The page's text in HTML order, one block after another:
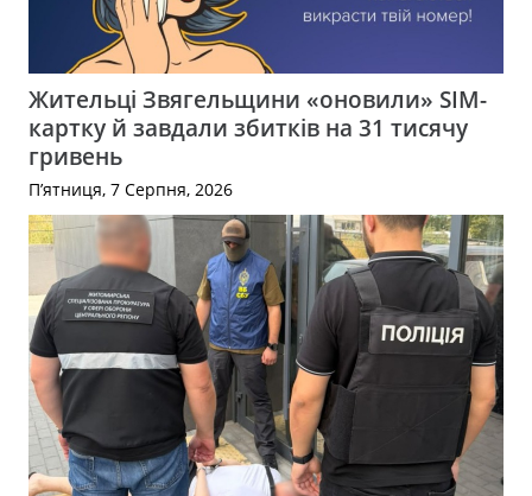
Жительці Звягельщини «оновили» SIM-
картку й завдали збитків на 31 тисячу
гривень
П’ятниця, 7 Серпня, 2026